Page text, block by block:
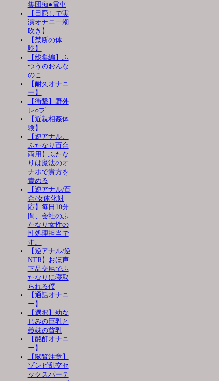
集団痴●電車
【目隠しで実
演オナニー潮
吹き】
【禁断の体
験】
【総集編】ふ
つうのおんな
のこ
【耐久オナニ
ー】
【衝撃】野外
レ○プ
【近親相姦体
験】
【逆アナル、
ふたなり百合
両用】ふたな
りは魔法のオ
ナホで貴方を
責める
【逆アナル/百
合/女体化対
応】毎日10分
間、会社のふ
たなり女性の
性処理担当で
す。
【逆アナル/逆
NTR】おほ声
下品交尾でふ
たなりに寝取
られる僕
【通話オナニ
ー】
【選択】幼な
じみの巨乳と
義妹の貧乳
【酩酊オナニ
ー】
【閲覧注意】
ゾンビ乱交セ
ックスパーテ